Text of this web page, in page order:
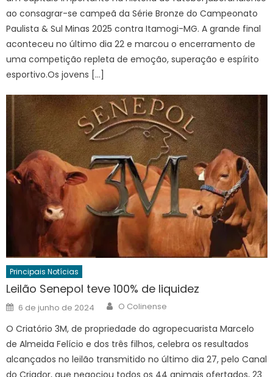
ao consagrar-se campeã da Série Bronze do Campeonato
Paulista & Sul Minas 2025 contra Itamogi-MG. A grande final
aconteceu no último dia 22 e marcou o encerramento de
uma competição repleta de emoção, superação e espírito
esportivo.Os jovens […]
Principais Notícias
Leilão Senepol teve 100% de liquidez
Posted
on
6 de junho de 2024 Author
O Colinense
O Criatório 3M, de propriedade do agropecuarista Marcelo
de Almeida Felício e dos três filhos, celebra os resultados
alcançados no leilão transmitido no último dia 27, pelo Canal